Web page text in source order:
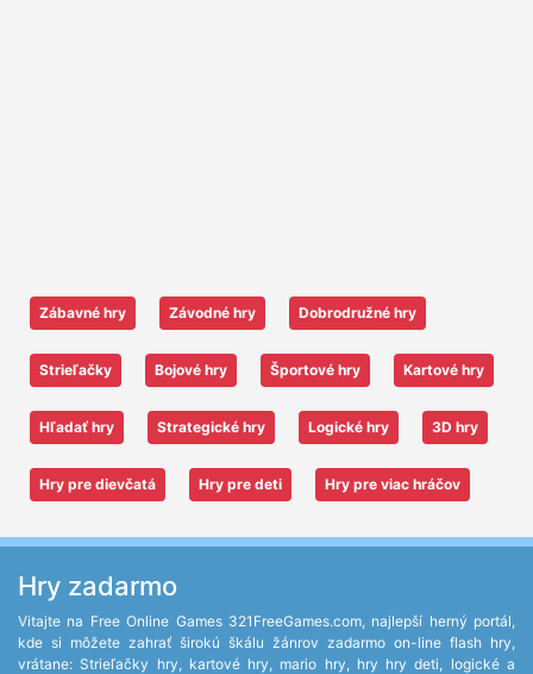
Zábavné hry Závodné hry Dobrodružné hry
Strieľačky Bojové hry Športové hry Kartové hry
Hľadať hry Strategické hry Logické hry 3D hry
Hry pre dievčatá Hry pre deti Hry pre viac hráčov
Hry zadarmo
Vitajte na Free Online Games 321FreeGames.com, najlepší herný portál,
kde si môžete zahrať širokú škálu žánrov zadarmo on-line flash hry,
vrátane: Strieľačky hry, kartové hry, mario hry, hry hry deti, logické a